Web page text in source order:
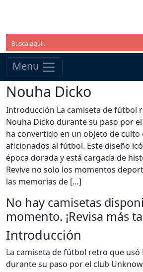
Menu
Nouha Dicko
Introducción La camiseta de fútbol
Nouha Dicko durante su paso por
ha convertido en un objeto de culto
aficionados al fútbol. Este diseño
época dorada y está cargada de
Revive no solo los momentos
las memorias de […]
No hay camisetas
momento. ¡Revisa más
Introducción
La camiseta de fútbol retro que usó
durante su paso por el club